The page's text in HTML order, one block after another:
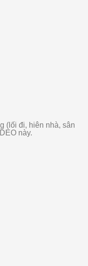
(lối đi, hiên nhà, sân
này.